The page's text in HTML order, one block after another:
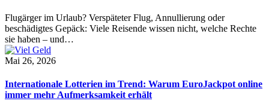
Flugärger im Urlaub? Verspäteter Flug, Annullierung oder
beschädigtes Gepäck: Viele Reisende wissen nicht, welche Rechte
sie haben – und…
Mai 26, 2026
Internationale Lotterien im Trend: Warum EuroJackpot online
immer mehr Aufmerksamkeit erhält